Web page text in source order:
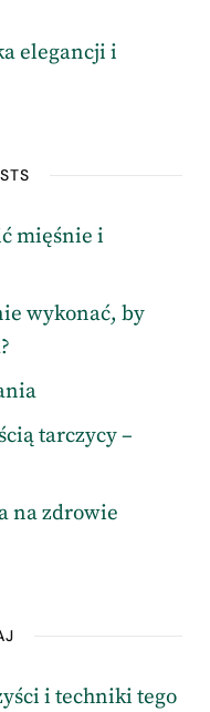
elegancji i
mięśnie i
wykonać, by
tarczycy –
na zdrowie
i techniki tego